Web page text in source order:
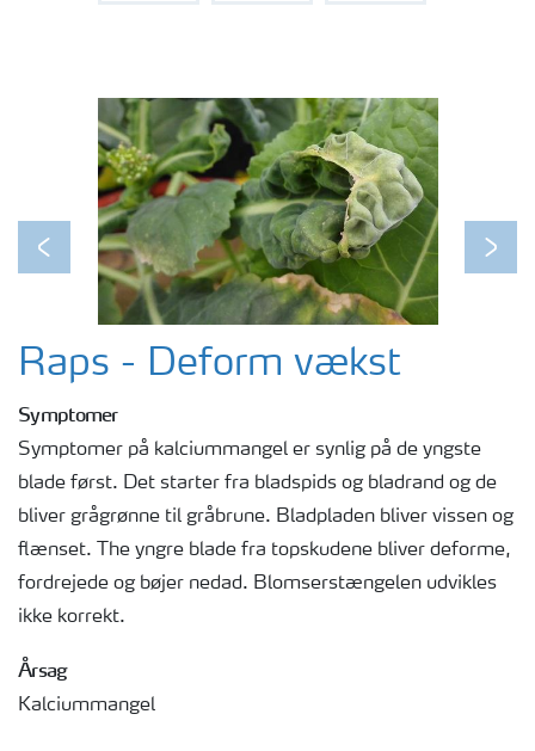
Previous Next
Raps - Deform vækst
Symptomer
Symptomer på kalciummangel er synlig på de yngste
blade først. Det starter fra bladspids og bladrand og de
bliver grågrønne til gråbrune. Bladpladen bliver vissen og
flænset. The yngre blade fra topskudene bliver deforme,
fordrejede og bøjer nedad. Blomserstængelen udvikles
ikke korrekt.
Årsag
Kalciummangel